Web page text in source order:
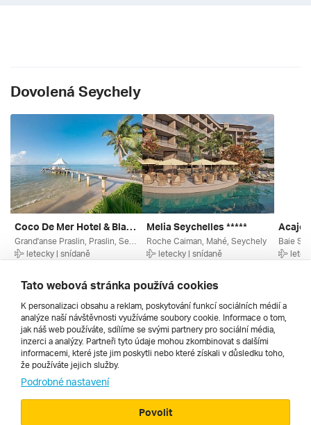
Dovolená Seychely
Coco De Mer Hotel & Black Parrot Suites ****
letecky | snídaně
69 780 Kč
Melia Seychelles *****
Roche Caiman, Mahé, Seychely
letecky | snídaně
72 790 Kč
Všechny
Cestopisy
Tato webová stránka používá cookies
K personalizaci obsahu a reklam, poskytování funkcí sociálních médií a
analýze naší návštěvnosti využíváme soubory cookie. Informace o tom,
jak náš web používáte, sdílíme se svými partnery pro sociální média,
inzerci a analýzy. Partneři tyto údaje mohou zkombinovat s dalšími
informacemi, které jste jim poskytli nebo které získali v důsledku toho,
že používáte jejich služby.
Podrobné nastavení
Povolit